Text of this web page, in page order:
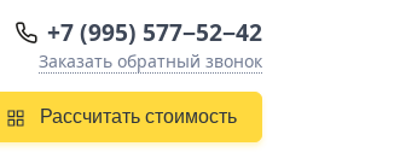
+7 (995) 577−52−42
Заказать обратный звонок
Рассчитать стоимость